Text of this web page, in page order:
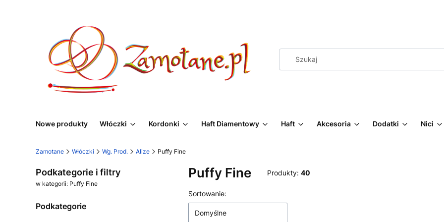
Nowe produkty Włóczki Kordonki Haft Diamentowy Haft Akcesoria Dodatki Nici
Zamotane Włóczki Wg. Prod. Alize Puffy Fine
Podkategorie i filtry
w kategorii: Puffy Fine
Podkategorie
Puffy Fine Produkty: 40
Lista produktów
Sortowanie:
Domyślne